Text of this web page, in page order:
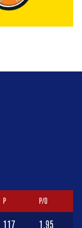
P P/O
117 1,95